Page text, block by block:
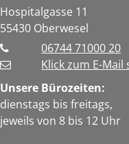
Hospitalgasse 11
55430 Oberwesel
06744 71000 20
Klick zum E-Mail
Unsere Bürozeiten:
dienstags bis freitags,
jeweils von 8 bis 12 Uhr